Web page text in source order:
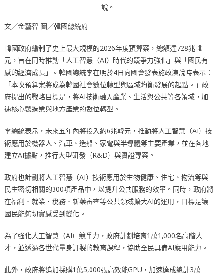
說。
文／金藝智 圖／韓國總統府
韓國政府編制了史上最大規模的2026年度預算案，總額達728兆韓
元，旨在同時推動「人工智慧（AI）時代的競爭力強化」與「國民有
感的經濟成長」。韓國總統李在明於4日向國會發表施政演說時表示：
「本次預算案將成為韓國社會數位轉型與區域均衡發展的起點。」政
府提出的戰略目標是，將AI技術融入產業、生活與公共等各領域，加
速核心製造業與地方產業的數位轉型。
李總統表示，未來五年內將投入約6兆韓元，推動將人工智慧（AI）技
術應用於機器人、汽車、造船、家電與半導體等主要產業，並在各地
建立AI據點，推行大型研發（R&D）與實證專案。
政府也計劃將人工智慧（AI）技術應用於生物健康、住宅、物流等與
民生密切相關的300項產品中，以提升公共服務的效率。同時，政府將
在福利、就業、稅務、新藥審查等公共領域擴大AI的運用，目標是讓
國民能夠切實感受到變化。
為了強化人工智慧（AI）競爭力，政府計劃培育1萬1,000名高階人
才，並透過各世代量身訂製的教育課程，協助全民具備AI應用能力。
此外，政府將追加採購1萬5,000張高效能GPU，加速達成總計3萬